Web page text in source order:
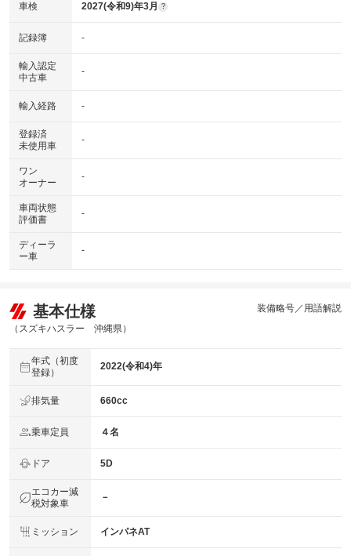
車検 2027(令和9)年3月 ?
記録簿 -
輸入認定
中古車
-
輸入経路 -
登録済
未使用車
-
ワン
オーナー
-
車両状態
評価書
-
ディーラ
ー車
-
基本仕様
（スズキハスラー 沖縄県）
装備略号／用語解説
年式（初度
登録）
2022(令和4)年
排気量 660cc
乗車定員 ４名
ドア 5D
エコカー減
税対象車
－
ミッション インパネAT